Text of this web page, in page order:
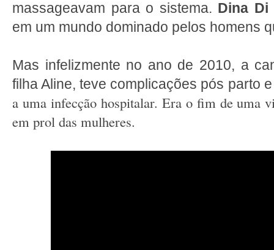
massageavam para o sistema. Dina Di
em um mundo dominado pelos homens
Mas infelizmente no ano de 2010, a
filha Aline, teve complicações pós parto
a uma infecção hospitalar. Era o fim de uma
em prol das mulheres.